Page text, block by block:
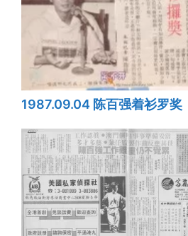
1987.09.04 陈百强着衫罗奖